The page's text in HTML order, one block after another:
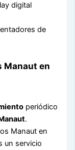
digital
de
Manaut en
periódico
.
Manaut en
un servicio